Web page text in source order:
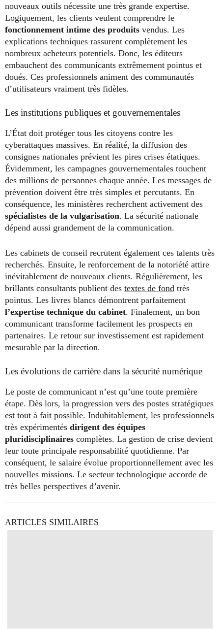
nouveaux outils nécessite une très grande expertise.
Logiquement, les clients veulent comprendre le
fonctionnement intime des produits vendus. Les
explications techniques rassurent complètement les
nombreux acheteurs potentiels. Donc, les éditeurs
embauchent des communicants extrêmement pointus et
doués. Ces professionnels animent des communautés
d’utilisateurs vraiment très fidèles.
Les institutions publiques et gouvernementales
L’État doit protéger tous les citoyens contre les
cyberattaques massives. En réalité, la diffusion des
consignes nationales prévient les pires crises étatiques.
Évidemment, les campagnes gouvernementales touchent
des millions de personnes chaque année. Les messages de
prévention doivent être très simples et percutants. En
conséquence, les ministères recherchent activement des
spécialistes de la vulgarisation. La sécurité nationale
dépend aussi grandement de la communication.
Les cabinets de conseil recrutent également ces talents très
recherchés. Ensuite, le renforcement de la notoriété attire
inévitablement de nouveaux clients. Régulièrement, les
brillants consultants publient des textes de fond très
pointus. Les livres blancs démontrent parfaitement
l’expertise technique du cabinet. Finalement, un bon
communicant transforme facilement les prospects en
partenaires. Le retour sur investissement est rapidement
mesurable par la direction.
Les évolutions de carrière dans la sécurité numérique
Le poste de communicant n’est qu’une toute première
étape. Dès lors, la progression vers des postes stratégiques
est tout à fait possible. Indubitablement, les professionnels
très expérimentés dirigent des équipes
pluridisciplinaires complètes. La gestion de crise devient
leur toute principale responsabilité quotidienne. Par
conséquent, le salaire évolue proportionnellement avec les
nouvelles missions. Le secteur technologique accorde de
très belles perspectives d’avenir.
ARTICLES SIMILAIRES